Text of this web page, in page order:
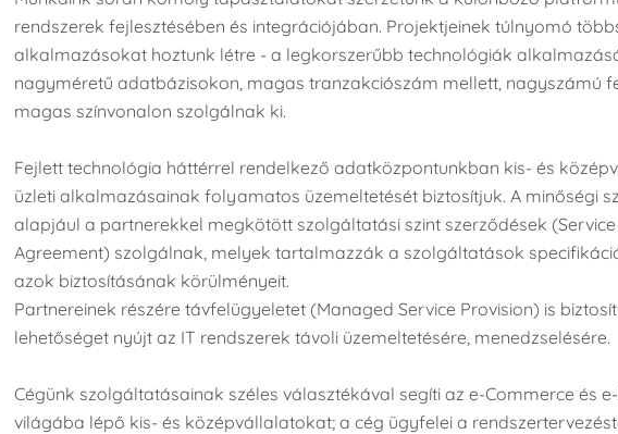
rendszerek fejlesztésében és integrációjában. Projektjeinek túlnyomó
alkalmazásokat hoztunk létre - a legkorszerűbb technológiák
nagyméretű adatbázisokon, magas tranzakciószám mellett, nagyszámú
magas színvonalon szolgálnak ki.
Fejlett technológia háttérrel rendelkező adatközpontunkban kis- és
üzleti alkalmazásainak folyamatos üzemeltetését biztosítjuk. A minőségi
alapjául a partnerekkel megkötött szolgáltatási szint szerződések (Service
Agreement) szolgálnak, melyek tartalmazzák a szolgáltatások
azok biztosításának körülményeit.
Partnereinek részére távfelügyeletet (Managed Service Provision) is
lehetőséget nyújt az IT rendszerek távoli üzemeltetésére, menedzselésére.
Cégünk szolgáltatásainak széles választékával segíti az e-Commerce és
világába lépő kis- és középvállalatokat; a cég ügyfelei a